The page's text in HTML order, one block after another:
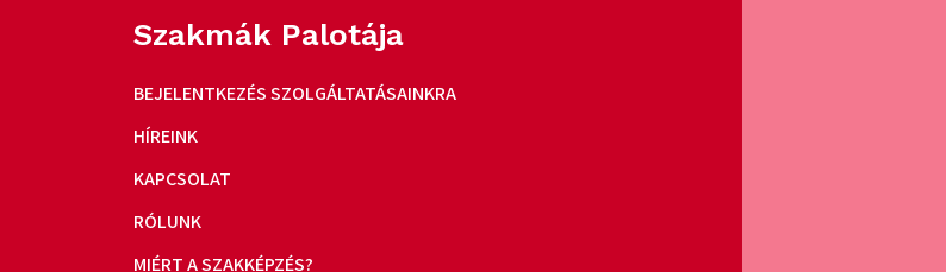
Szakmák Palotája
BEJELENTKEZÉS SZOLGÁLTATÁSAINKRA
HÍREINK
KAPCSOLAT
RÓLUNK
MIÉRT A SZAKKÉPZÉS?